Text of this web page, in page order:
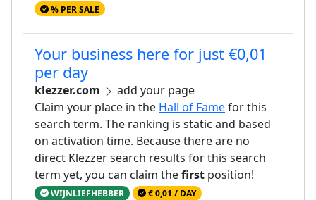
% PER SALE
Your business here for just €0,01
per day
klezzer.com
add your page
Claim your place in the Hall of Famefor this
search term. The ranking is static and based
on activation time. Because there are no
direct Klezzer search results for this search
term yet, you can claim thefirst position!
WIJNLIEFHEBBER € 0,01 / DAY